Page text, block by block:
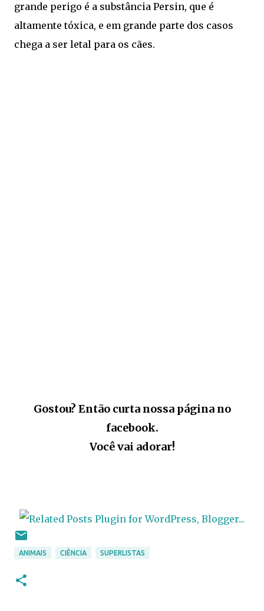
grande perigo é a substância Persin, que é
altamente tóxica, e em grande parte dos casos
chega a ser letal para os cães.
Gostou? Então curta nossa página no
facebook.
Você vai adorar!
ANIMAIS CIÊNCIA SUPERLISTAS